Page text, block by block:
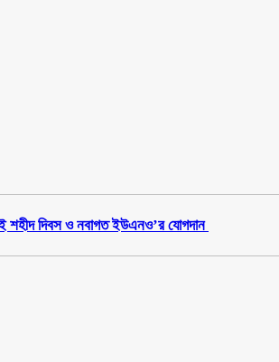
শহীদ দিবস ও নবাগত ইউএনও’র যোগদান